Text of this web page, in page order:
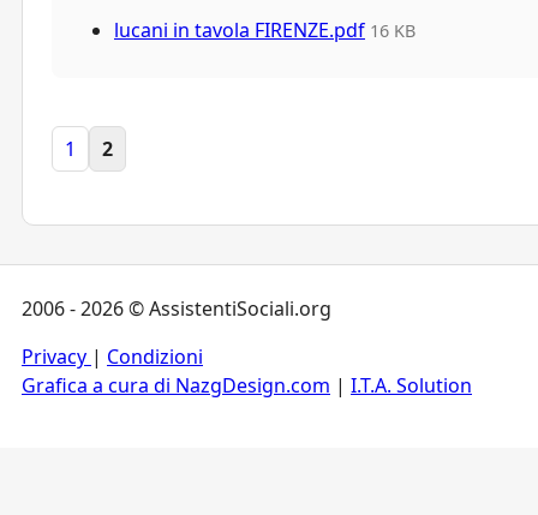
lucani in tavola FIRENZE.pdf 16 KB
1 2
2006 - 2026 © AssistentiSociali.org
Privacy | Condizioni
Grafica a cura di NazgDesign.com | I.T.A. Solution